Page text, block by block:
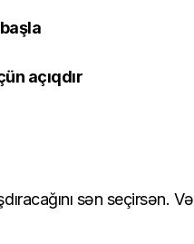
açıqdır
sən seçirsən. Və